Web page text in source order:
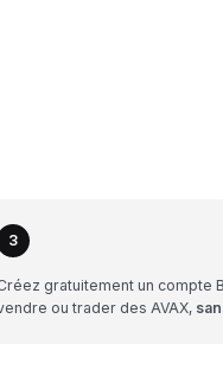
3
gratuitement un compte
ou trader des AVAX,